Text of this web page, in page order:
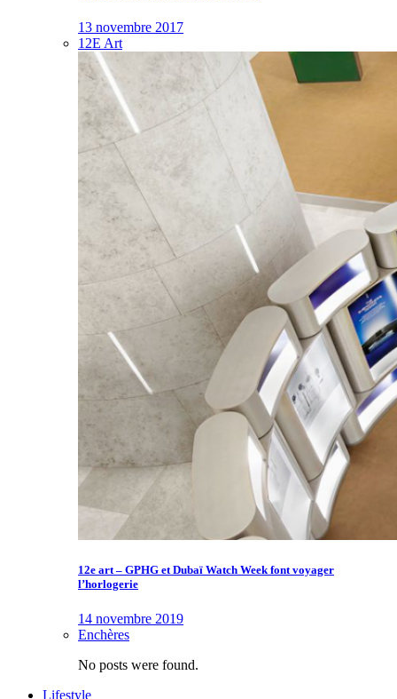
13 novembre 2017
12E Art
12e art – GPHG et Dubaï Watch Week font voyager
l’horlogerie
14 novembre 2019
Enchères
No posts were found.
Lifestyle